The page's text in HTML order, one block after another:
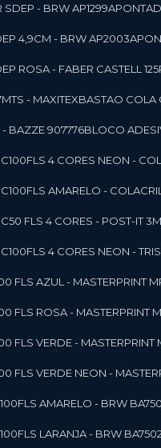
SDEP - BRW AP1299
4,9CM - BRW AP2003
ROSA - FABER CASTELL
- MAXITEX BASTAO
- BAZZE 907776 BLOCO
4 CORES NEON -
AMARELO -
FLS 4 CORES - POST-IT
4 CORES NEON -
FLS AZUL - MASTERPRINT
FLS ROSA - MASTERPRINT
FLS VERDE - MASTERPRINT
FLS VERDE NEON -
AMARELO - BRW
LARANJA - BRW BA7502